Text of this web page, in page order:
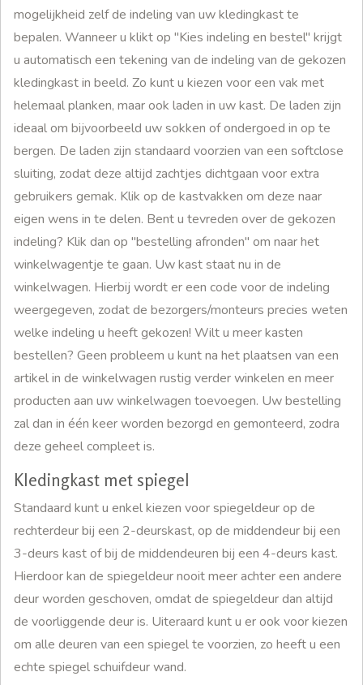
mogelijkheid zelf de indeling van uw kledingkast te
bepalen. Wanneer u klikt op "Kies indeling en bestel" krijgt
u automatisch een tekening van de indeling van de gekozen
kledingkast in beeld. Zo kunt u kiezen voor een vak met
helemaal planken, maar ook laden in uw kast. De laden zijn
ideaal om bijvoorbeeld uw sokken of ondergoed in op te
bergen. De laden zijn standaard voorzien van een softclose
sluiting, zodat deze altijd zachtjes dichtgaan voor extra
gebruikers gemak. Klik op de kastvakken om deze naar
eigen wens in te delen. Bent u tevreden over de gekozen
indeling? Klik dan op "bestelling afronden" om naar het
winkelwagentje te gaan. Uw kast staat nu in de
winkelwagen. Hierbij wordt er een code voor de indeling
weergegeven, zodat de bezorgers/monteurs precies weten
welke indeling u heeft gekozen! Wilt u meer kasten
bestellen? Geen probleem u kunt na het plaatsen van een
artikel in de winkelwagen rustig verder winkelen en meer
producten aan uw winkelwagen toevoegen. Uw bestelling
zal dan in één keer worden bezorgd en gemonteerd, zodra
deze geheel compleet is.
Kledingkast met spiegel
Standaard kunt u enkel kiezen voor spiegeldeur op de
rechterdeur bij een 2-deurskast, op de middendeur bij een
3-deurs kast of bij de middendeuren bij een 4-deurs kast.
Hierdoor kan de spiegeldeur nooit meer achter een andere
deur worden geschoven, omdat de spiegeldeur dan altijd
de voorliggende deur is. Uiteraard kunt u er ook voor kiezen
om alle deuren van een spiegel te voorzien, zo heeft u een
echte spiegel schuifdeur wand.